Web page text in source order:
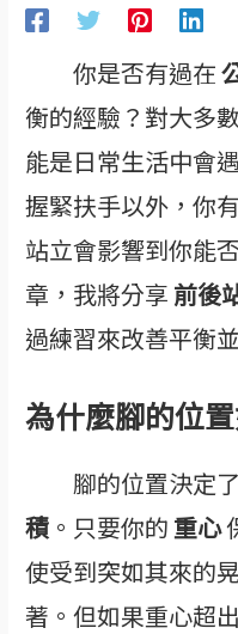
你是否有過在
衡的經驗？對大多
能是日常生活中會
握緊扶手以外，你
站立會影響到你能
章，我將分享 前後
過練習來改善平衡
為什麼腳的位
腳的位置決定了
積 。只要你的 重心
使受到突如其來的
著。但如果重心超